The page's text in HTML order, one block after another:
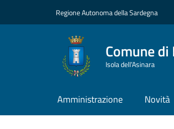
Regione Autonoma della Sardegna
Comune
Isola dell’Asinara
Amministrazione Novità